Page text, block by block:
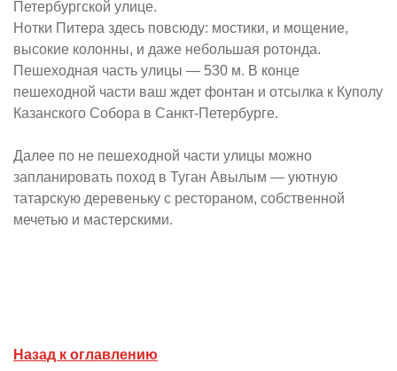
Петербургской улице.
Нотки Питера здесь повсюду: мостики, и мощение,
высокие колонны, и даже небольшая ротонда.
Пешеходная часть улицы — 530 м. В конце
пешеходной части ваш ждет фонтан и отсылка к Куполу
Казанского Собора в Санкт-Петербурге.
Далее по не пешеходной части улицы можно
запланировать поход в Туган Авылым — уютную
татарскую деревеньку с рестораном, собственной
мечетью и мастерскими.
Назад к оглавлению